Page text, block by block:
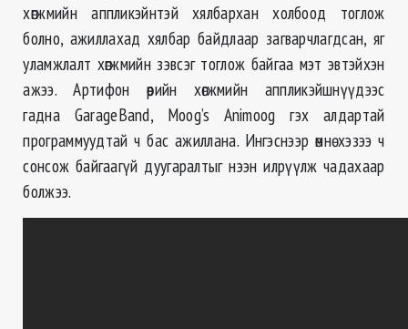
хөгжмийн аппликэйнтэй хялбархан холбоод тоглож
болно, ажиллахад хялбар байдлаар загварчлагдсан, яг
уламжлалт хөгжмийн зэвсэг тоглож байгаа мэт эвтэйхэн
ажээ. Артифон өөрийн хөгжмийн аппликэйшнүүдээс
гадна GarageBand, Moog’s Animoog гэх алдартай
программуудтай ч бас ажиллана. Ингэснээр өмнө хэзээ ч
сонсож байгаагүй дуугаралтыг нээн илрүүлж чадахаар
болжээ.